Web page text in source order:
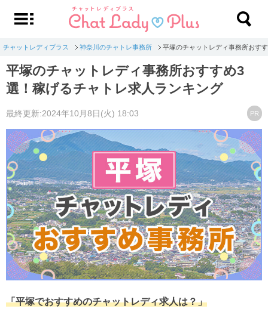
チャットレディプラス 神奈川のチャトレ事務所 平塚のチャットレディ事務所おす
平塚のチャットレディ事務所おすすめ3
選！稼げるチャトレ求人ランキング
最終更新:2024年10月8日(火) 18:03 PR
「平塚でおすすめのチャットレディ求人は？」